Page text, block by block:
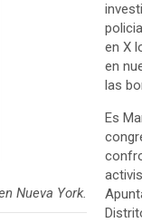
Nueva York.
en X
en
las
Es